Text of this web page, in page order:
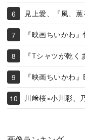
見上愛、『風、
『映画ちいかわ
『Tシャツが乾
『映画ちいかわ
川﨑桜×小川彩、